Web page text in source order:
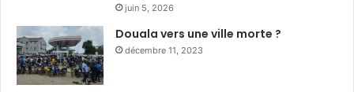
juin 5, 2026
Douala vers une ville morte ?
décembre 11, 2023